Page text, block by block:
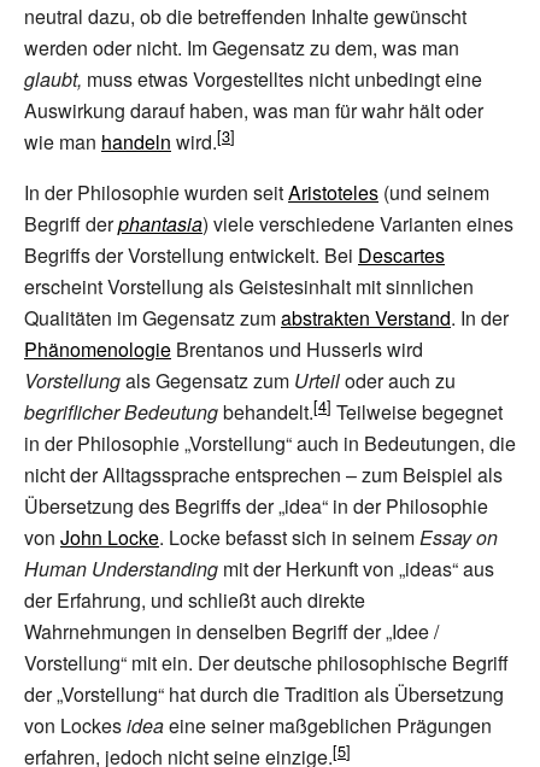
neutral dazu, ob die betreffenden Inhalte gewünscht
werden oder nicht. Im Gegensatz zu dem, was man
glaubt, muss etwas Vorgestelltes nicht unbedingt eine
Auswirkung darauf haben, was man für wahr hält oder
wie man handeln wird.
In der Philosophie wurden seitAristoteles (und seinem
Begriff derphantasia) viele verschiedene Varianten eines
Begriffs der Vorstellung entwickelt. Bei Descartes
erscheint Vorstellung als Geistesinhalt mit sinnlichen
Qualitäten im Gegensatz zumabstrakten Verstand. In der
Phänomenologie Brentanos und Husserls wird
Vorstellungals Gegensatz zum Urteiloder auch zu
begriflicher Bedeutungbehandelt.
Teilweise begegnet
in der Philosophie „Vorstellung“ auch in Bedeutungen, die
nicht der Alltagssprache entsprechen – zum Beispiel als
Übersetzung des Begriffs der „idea“ in der Philosophie
von John Locke. Locke befasst sich in seinemEssay on
Human Understanding mit der Herkunft von „ideas“ aus
der Erfahrung, und schließt auch direkte
Wahrnehmungen in denselben Begriff der „Idee /
Vorstellung“ mit ein. Der deutsche philosophische Begriff
der „Vorstellung“ hat durch die Tradition als Übersetzung
von Lockesideaeine seiner maßgeblichen Prägungen
erfahren, jedoch nicht seine einzige.